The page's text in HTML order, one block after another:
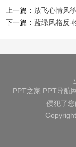
上一篇： 放飞心情风
下一篇：蓝绿风格反-
PPT之家 PPT导航
侵犯了您